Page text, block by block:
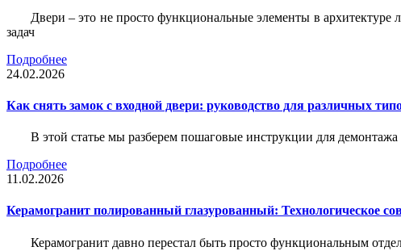
Двери – это не просто функциональные элементы в
задач
Подробнее
24.02.2026
Как снять замок с входной двери: руководство для различных
В этой статье мы разберем пошаговые инструкции для
Подробнее
11.02.2026
Керамогранит полированный глазурованный: Технологическое
Керамогранит давно перестал быть просто функциональным